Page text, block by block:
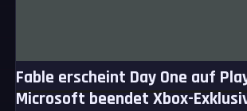
Fable erscheint Day One auf
Microsoft beendet Xbox-